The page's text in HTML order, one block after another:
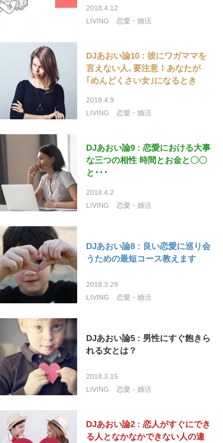
2018.4.12
LIVING
恋愛・婚活
DJあおい論10 : 彼にワガママを
言えない人､要注意！あなたが
｢めんどくさい女｣になるとき
2018.4.9
LIVING
恋愛・婚活
DJあおい論9 : 恋愛における大事
な三つの相性 時間とお金と〇〇
と･･･
2018.4.2
LIVING
恋愛・婚活
DJあおい論8 : 良い恋愛に巡り会
うための最短コース教えます
2018.3.29
LIVING
恋愛・婚活
DJあおい論5 : 男性にすぐ飽きら
れる女とは？
2018.3.15
LIVING
恋愛・婚活
DJあおい論2 : 恋人がすぐにでき
る人となかなかできない人の違